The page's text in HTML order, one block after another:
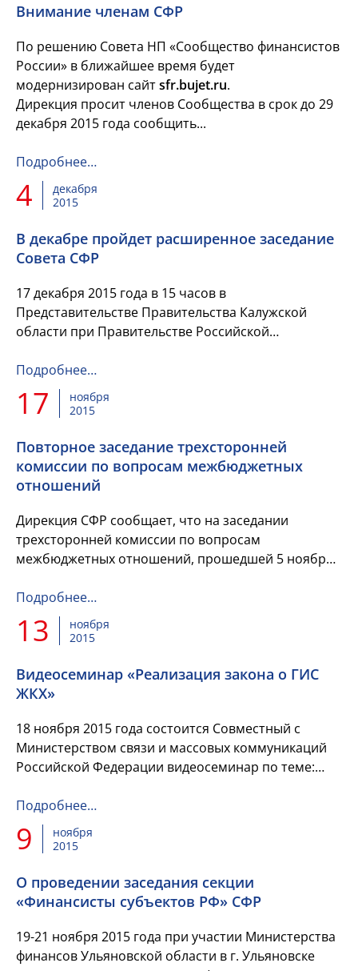
Внимание членам СФР
По решению Совета НП «Сообщество финансистов
России» в ближайшее время будет
модернизирован сайтsfr.bujet.ru.
Дирекция просит членов Сообщества в срок до 29
декабря 2015 года сообщить...
Подробнее…
4
декабря
2015
В декабре пройдет расширенное заседание
Совета СФР
17 декабря 2015 года в 15 часов в
Представительстве Правительства Калужской
области при Правительстве Российской
Совета НП "Сообщество финансистов России".
Подробнее…
17
ноября
2015
Повторное заседание трехсторонней
комиссии по вопросам межбюджетных
отношений
Дирекция СФР сообщает, что на заседании
трехсторонней комиссии по вопросам
межбюджетных отношений, прошедшей 5 ноября,
не позволившие принять методики ...
Подробнее…
13
ноября
2015
Видеосеминар «Реализация закона о ГИС
ЖКХ»
18 ноября 2015 года состоится Совместный с
Министерством связи и массовых коммуникаций
Российской Федерации видеосеминар по теме:
Подробнее…
9
ноября
2015
О проведении заседания секции
«Финансисты субъектов РФ» СФР
19-21 ноября 2015 года при участии Министерства
финансов Ульяновской области в г. Ульяновске